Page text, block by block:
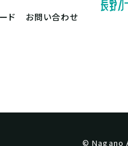
ド お問い合わせ
© Nagano